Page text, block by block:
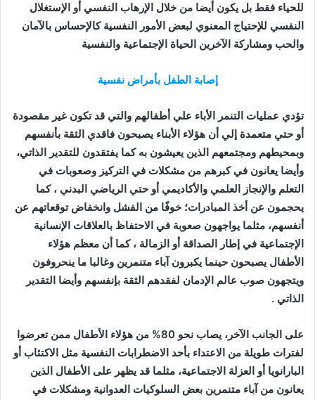
للحياء فقط بل يكون أيضا من خلال الإرهاب النفسي أو الإستغلال
النفسي للإحتياج المعنوي لبعض الأمور النفسية كالإحساس بالآمان
والحب ومشاركة الآخرين الحياة الإجتماعية والنفسية
إصابة الطفل بأمراض نفسية
تؤدي عمليات التنمر الأباء علي أطفالهم والتي قد تكون غير مقصودة
أو حتي متعمدة إلي أن هؤلاء الأبناء يصبحون فاقدي الثقة بأنفسهم
وبمحيطهم ومجتمعهم الذين يعيشون به كما يفتقدون للتقدير الذاتي،
وأيضا يعانون في كبرهم من مشكلات في التركيز وصعوبات في
التعلم والإنجاز العلمي والأكاديمي أو حتي الرياضي البدني ، كما
يحجمون عن أخذ المبادرات؛ خوفًا من الفشل وانخفاض توقعاتهم عن
أنفسهم، مثلما يواجهون صعوبة في الاحتفاظ بالعلاقات الإنسانية
الإجتماعية في إطار الصداقة أو الزمالة ، كما أن معظم هؤلاء
الأطفال يصبحون حينما يكبرون آباء متنمرين وغالبا ما ينحروفون
ويتجهون صوب عالم الإدمان لفقدهم الثقة بإنفسهم وأيضا التقدير
الذاتي .
على الجانب الآخر، يصاب نحو 80% من هؤلاء الأطفال ممن تعرضوا
لفترات طويلة من الاعتداء بأحد الاضطرابات النفسية مثل الاكتئاب أو
البارانويا أو العزلة الاجتماعية، مثلما قد يظهر على الأطفال الذين
يعانون من آباء متنمرين بعض السلوكيات العدوانية ومشكلات في